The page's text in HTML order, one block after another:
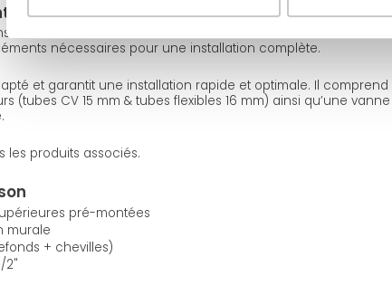
conseillé
de commander un kit de raccordement avec ce radiateur afin
nécessaires pour une installation complète.
et garantit une installation rapide et optimale. Il comprend
(tubes CV 15 mm & tubes flexibles 16 mm) ainsi qu’une vanne
les produits associés.
pré-montées
murale
+ chevilles)
2"